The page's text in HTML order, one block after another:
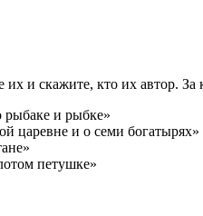
и скажите, кто их автор.
и рыбке»
царевне и о семи богатырях»
петушке»